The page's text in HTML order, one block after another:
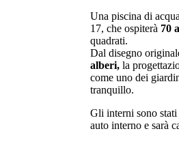
Una piscina di
17, che ospiterà 70
quadrati.
Dal disegno
alberi, la
come uno dei
tranquillo.
Gli interni sono
auto interno e sarà